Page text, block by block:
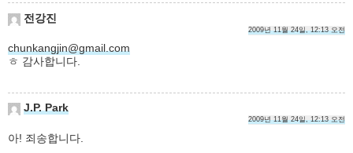
전강진
2009년 11월 24일, 12:13 오전
chunkangjin@gmail.com
ㅎ 감사합니다.
J.P. Park
2009년 11월 24일, 12:13 오전
아! 죄송합니다.